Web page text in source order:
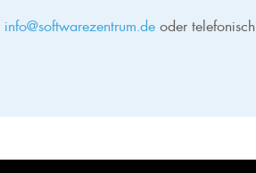
info@softwarezentrum.de oder telefonisch